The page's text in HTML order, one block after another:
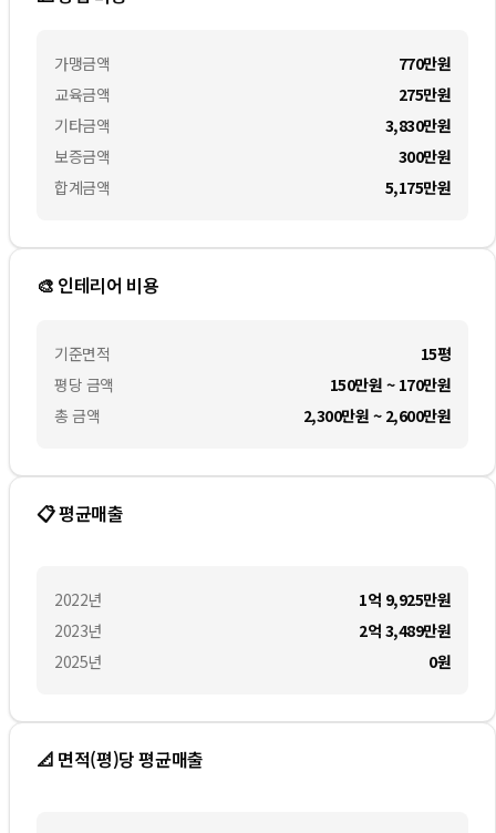
가맹금액
교육금액
기타금액
보증금액
합계금액
770만원
275만원
3,830만원
300만원
5,175만원
🎨 인테리어 비용
기준면적
평당 금액
총 금액
15평
150만원 ~ 170만원
2,300만원 ~ 2,600만원
📋 평균매출
2022년
2023년
2025년
1억 9,925만원
2억 3,489만원
0원
📐 면적(평)당 평균매출